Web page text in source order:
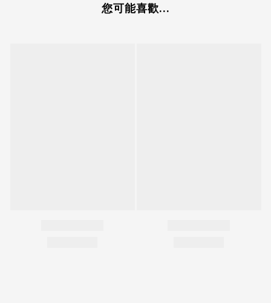
您可能喜歡...